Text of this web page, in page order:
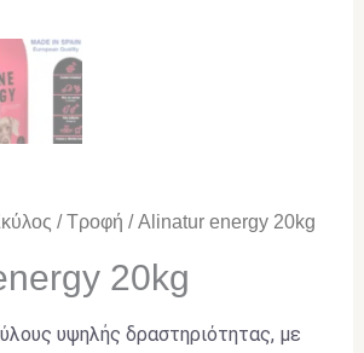
/Τροφή / Alinatur energy 20kg
20kg
υψηλής δραστηριότητας, με